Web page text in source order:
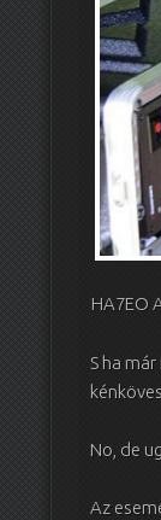
HA7EO
S ha
No, de
Az